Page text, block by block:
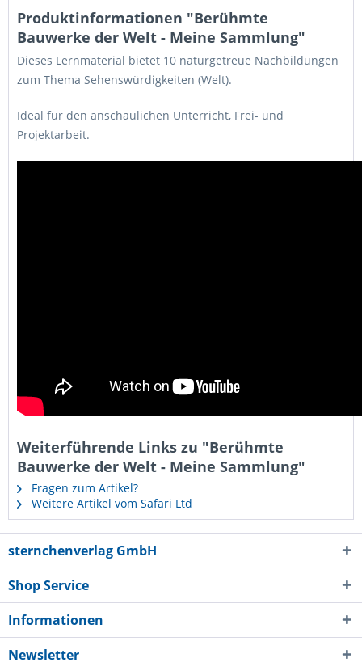
Produktinformationen "Berühmte
Bauwerke der Welt - Meine Sammlung"
Dieses Lernmaterial bietet 10 naturgetreue Nachbildungen
zum Thema Sehenswürdigkeiten (Welt).
Ideal für den anschaulichen Unterricht, Frei- und
Projektarbeit.
Weiterführende Links zu "Berühmte
Bauwerke der Welt - Meine Sammlung"
Fragen zum Artikel?
Weitere Artikel vom Safari Ltd
sternchenverlag GmbH
Shop Service
Informationen
Newsletter